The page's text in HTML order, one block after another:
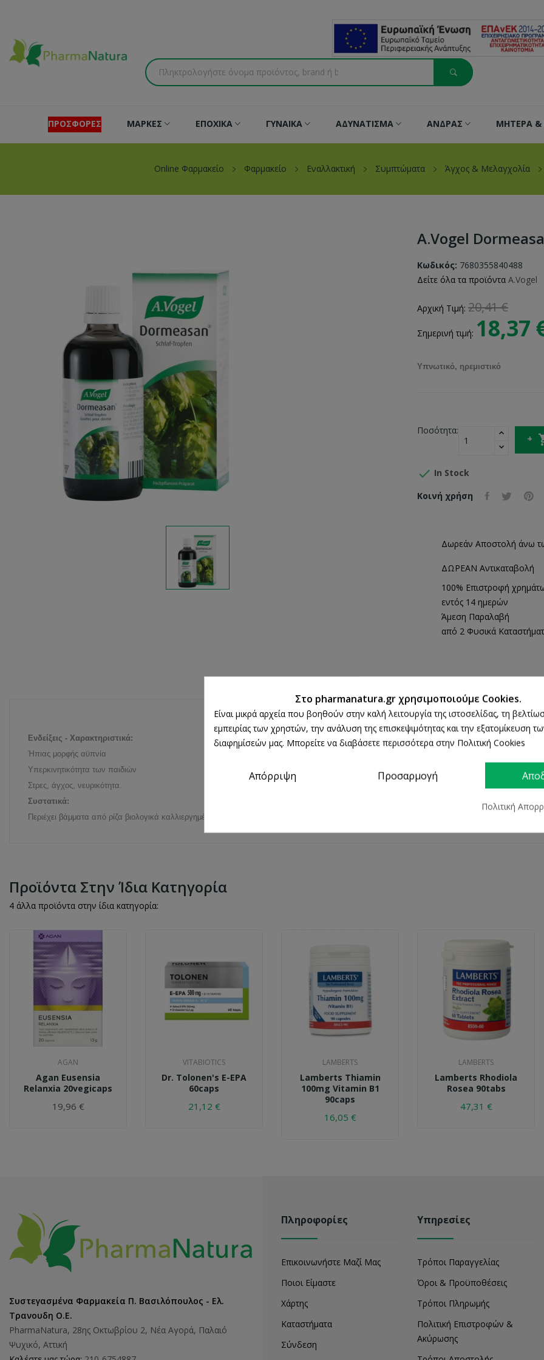
ΠΡΟΣΦΟΡΕΣ ΜΑΡΚΕΣ ΕΠΟΧΙΚΑ ΓΥΝΑΙΚΑ ΑΔΥΝΑΤΙΣΜΑ ΑΝΔΡΑΣ ΜΗΤΕΡΑ &
Online Φαρμακείο Φαρμακείο Εναλλακτική Συμπτώματα Άγχος & Μελαγχολία
A.Vogel
Κωδικός: 7680355840488
Δείτε όλα τα προϊόντα A.Vogel
Αρχική Τιμή: 20,41 €
Σημερινή τιμή: 18,37
Υπνωτικό, ηρεμιστικό
Ποσότητα:
 In Stock
Κοινή χρήση
Δωρεάν Αποστολή άνω
ΔΩΡΕΑΝ Αντικαταβολή
100% Επιστροφή
εντός 14 ημερών
Άμεση Παραλαβή
από 2 Φυσικά
Ενδείξεις - Χαρακτηριστικά:
Ήπιας μορφής αϋπνία
Υπερκινητικότητα των παιδιών
Στρες, άγχος, νευρικότητα.
Συστατικά:
Περιέχει βάμματα από ρίζα βιολογικά καλλιεργημένης βαλεριάνας (Valeriana officinalis) 50% και φρέσκο επίσης βιολογικά καλλιεργημένο
Προϊόντα Στην Ίδια Κατηγορία
4 άλλα προϊόντα στην ίδια κατηγορία:
AGAN
Agan Eusensia
Relanxia 20vegicaps
19,96 €
VITABIOTICS
Dr. Tolonen's E-EPA
60caps
21,12 €
LAMBERTS
Lamberts Thiamin
100mg Vitamin B1
90caps
16,05 €
LAMBERTS
Lamberts Rhodiola
Rosea 90tabs
47,31 €
Συστεγασμένα Φαρμακεία Π. Βασιλόπουλος - Ελ.
Τρανουδη Ο.Ε.
PharmaNatura, 28ης Οκτωβρίου 2, Νέα Αγορά, Παλαιό
Ψυχικό, Αττική
Πληροφορίες
Επικοινωνήστε Μαζί Μας
Ποιοι Είμαστε
Χάρτης
Καταστήματα
Σύνδεση
Υπηρεσίες
Τρόποι Παραγγελίας
Όροι & Προϋποθέσεις
Τρόποι Πληρωμής
Πολιτική Επιστροφών &
Ακύρωσης
Στο pharmanatura.gr χρησιμοποιούμε Cookies.
Είναι μικρά αρχεία που βοηθούν στην καλή λειτουργία της ιστοσελίδας, τη
εμπειρίας των χρηστών, την ανάλυση της επισκεψιμότητας και την εξατομίκευση
διαφημίσεών μας. Μπορείτε να διαβάσετε περισσότερα στην Πολιτική Cookies
Απόρριψη Προσαρμογή
Πολιτική